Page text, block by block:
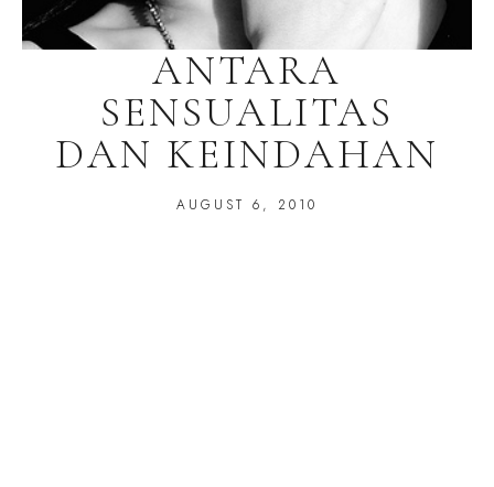
ANTARA
SENSUALITAS
DAN KEINDAHAN
AUGUST 6, 2010